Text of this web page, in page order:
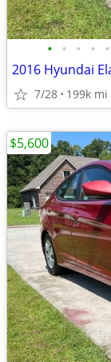
• • • • •
7/28 199k mi
$5,600